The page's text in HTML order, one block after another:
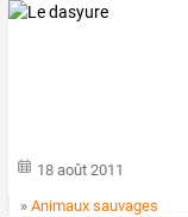
18 août 2011
»Animaux sauvages